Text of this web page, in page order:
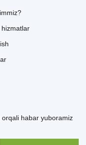
hizmatlar
habar yuboramiz